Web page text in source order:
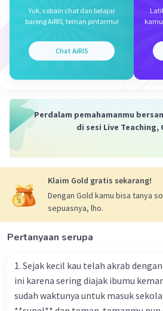
Yuk, cobain chat dan belajar
bareng AiRIS, teman pintarmu!
Chat AiRIS
Perdalam pemahamanmu
di sesi Live Teaching,
Klaim Gold gratis sekarang!
Dengan Gold kamu bisa tanya
sepuasnya, lho.
Pertanyaan serupa
1. Sejak kecil kau telah akrab
ini karena sering diajak ibumu
sudah waktunya untuk masuk